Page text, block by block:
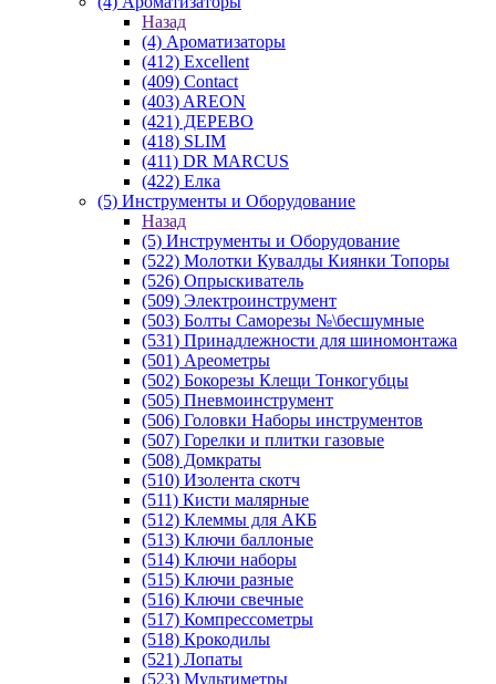
Назад
(4) Ароматизаторы
(412) Excellent
(409) Contact
(403) AREON
(421) ДЕРЕВО
(418) SLIM
(411) DR MARCUS
(422) Елка
(5) Инструменты и Оборудование
Назад
(5) Инструменты и Оборудование
(522) Молотки Кувалды Киянки Топоры
(526) Опрыскиватель
(509) Электроинструмент
(503) Болты Саморезы №\бесшумные
(531) Принадлежности для шиномонтажа
(501) Ареометры
(502) Бокорезы Клещи Тонкогубцы
(505) Пневмоинструмент
(506) Головки Наборы инструментов
(507) Горелки и плитки газовые
(508) Домкраты
(510) Изолента скотч
(511) Кисти малярные
(512) Клеммы для АКБ
(513) Ключи баллоные
(514) Ключи наборы
(515) Ключи разные
(516) Ключи свечные
(517) Компрессометры
(518) Крокодилы
(521) Лопаты
(523) Мультиметры